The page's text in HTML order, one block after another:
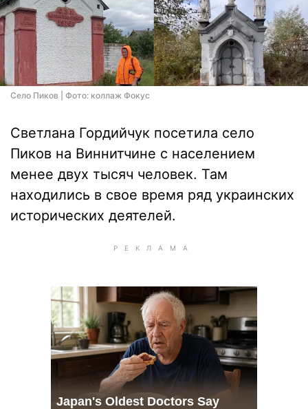
Село Пиков | Фото: коллаж Фокус
Светлана Гордийчук посетила село
Пиков на Виннитчине с населением
менее двух тысяч человек. Там
находились в свое время ряд украинских
исторических деятелей.